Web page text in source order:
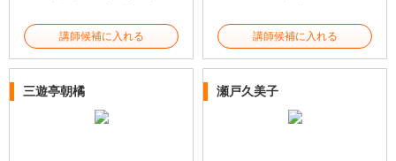
講師候補に入れる 講師候補に入れる
三遊亭朝橘 瀬戸久美子